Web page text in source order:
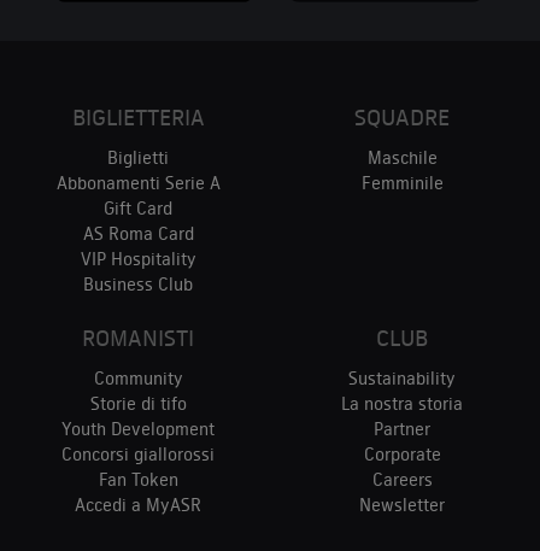
BIGLIETTERIA
Biglietti
Abbonamenti Serie A
Gift Card
AS Roma Card
VIP Hospitality
Business Club
SQUADRE
Maschile
Femminile
ROMANISTI
Community
Storie di tifo
Youth Development
Concorsi giallorossi
Fan Token
Accedi a MyASR
CLUB
Sustainability
La nostra storia
Partner
Corporate
Careers
Newsletter